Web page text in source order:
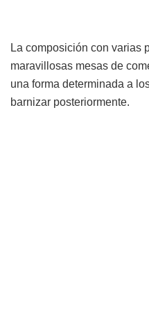
La composición con varias
maravillosas mesas de
una forma determinada a
barnizar posteriormente.